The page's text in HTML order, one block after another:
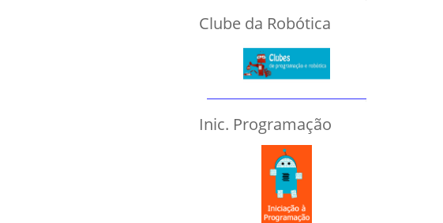
Clube da Robótica
Inic. Programação